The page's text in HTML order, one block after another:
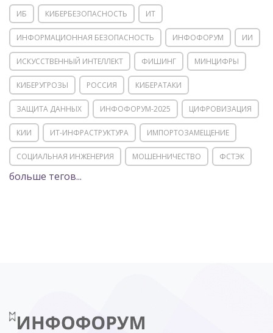
ИБ КИБЕРБЕЗОПАСНОСТЬ ИТ
ИНФОРМАЦИОННАЯ БЕЗОПАСНОСТЬ ИНФОФОРУМ ИИ
ИСКУССТВЕННЫЙ ИНТЕЛЛЕКТ ФИШИНГ МИНЦИФРЫ
КИБЕРУГРОЗЫ РОССИЯ КИБЕРАТАКИ
ЗАЩИТА ДАННЫХ ИНФОФОРУМ-2025 ЦИФРОВИЗАЦИЯ
КИИ ИТ-ИНФРАСТРУКТУРА ИМПОРТОЗАМЕЩЕНИЕ
СОЦИАЛЬНАЯ ИНЖЕНЕРИЯ МОШЕННИЧЕСТВО ФСТЭК
POSITIVE TECHNOLOGIES
МИНЦИФРЫ РОССИИ NGFW
больше тегов...